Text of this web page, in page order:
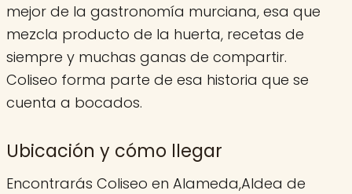
mejor de la gastronomía murciana, esa que
mezcla producto de la huerta, recetas de
siempre y muchas ganas de compartir.
Coliseo forma parte de esa historia que se
cuenta a bocados.
Ubicación y cómo llegar
Encontrarás Coliseo en Alameda,Aldea de